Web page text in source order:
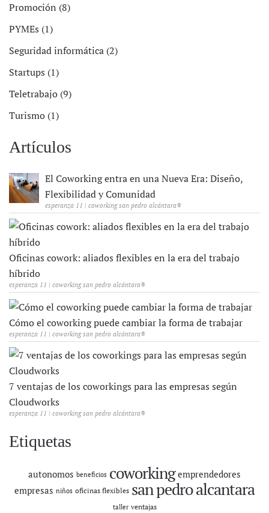
Promoción (8)
PYMEs (1)
Seguridad informática (2)
Startups (1)
Teletrabajo (9)
Turismo (1)
Artículos
El Coworking entra en una Nueva Era: Diseño,
Flexibilidad y Comunidad
esperanza 11 | coworking san pedro alcántara®
Oficinas cowork: aliados flexibles en la era del trabajo
híbrido
esperanza 11 | coworking san pedro alcántara®
Cómo el coworking puede cambiar la forma de trabajar
esperanza 11 | coworking san pedro alcántara®
7 ventajas de los coworkings para las empresas según
Cloudworks
esperanza 11 | coworking san pedro alcántara®
Etiquetas
autonomos beneficios coworking emprendedores
empresas niños oficinas flexibles san pedro alcantara
taller ventajas